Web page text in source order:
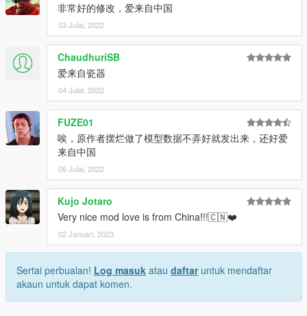
非常好的修改，爱来自中国
03 Julai, 2022
ChaudhuriSB
爱来自瓷器
04 Julai, 2022
FUZE01
唉，原作者摆烂做了模型数据不弄好就发出来，还好爱
来自中国
05 Julai, 2022
Kujo Jotaro
Very nice mod love is from China!!!🇨🇳❤️
02 Januari, 2023
Sertai perbualan! Log masuk atau daftaruntuk mendaftar
akaun untuk dapat komen.